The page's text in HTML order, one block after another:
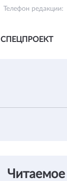
Телефон редакции:
СПЕЦПРОЕКТ
Читаемое